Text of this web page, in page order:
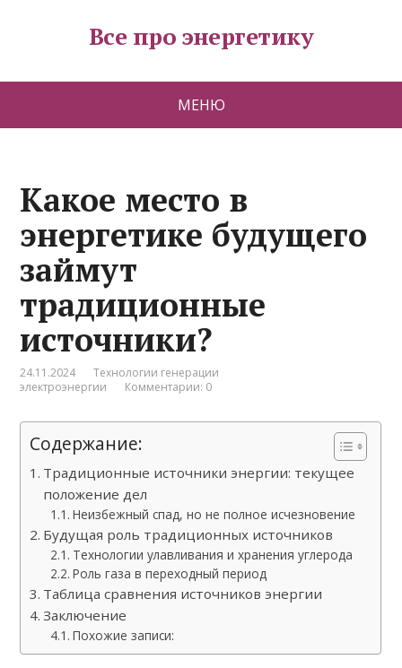
Все про энергетику
МЕНЮ
Какое место в
энергетике будущего
займут
традиционные
источники?
24.11.2024
Технологии генерации
электроэнергии
Комментарии: 0
Содержание:
Традиционные источники энергии: текущее
положение дел
Неизбежный спад, но не полное исчезновение
Будущая роль традиционных источников
Технологии улавливания и хранения углерода
Роль газа в переходный период
Таблица сравнения источников энергии
Заключение
Похожие записи: